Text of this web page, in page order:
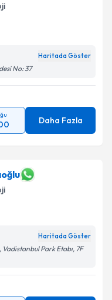
Haritada Göster
No: 37
Daha Fazla
Haritada Göster
Park Etabı, 7F